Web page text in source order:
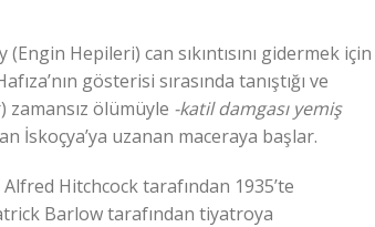
Hepileri) can sıkıntısını gidermek için
gösterisi sırasında tanıştığı ve
zamansız ölümüyle -katil damgası yemiş
İskoçya’ya uzanan maceraya başlar.
Alfred Hitchcock tarafından 1935’te
Barlow tarafından tiyatroya